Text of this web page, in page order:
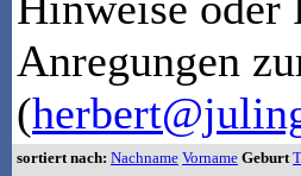
Anregungen
(
sortiert nach: Nachname Vorname Geburt